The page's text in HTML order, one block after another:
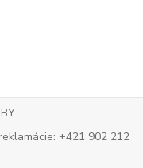
+421 902 212